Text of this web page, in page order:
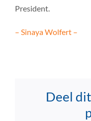
President.
– Sinaya Wolfert –
Deel